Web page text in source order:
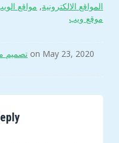
المواقع الالكترونية, مواقع
موقع ويب
تصميمon May 23, 2020